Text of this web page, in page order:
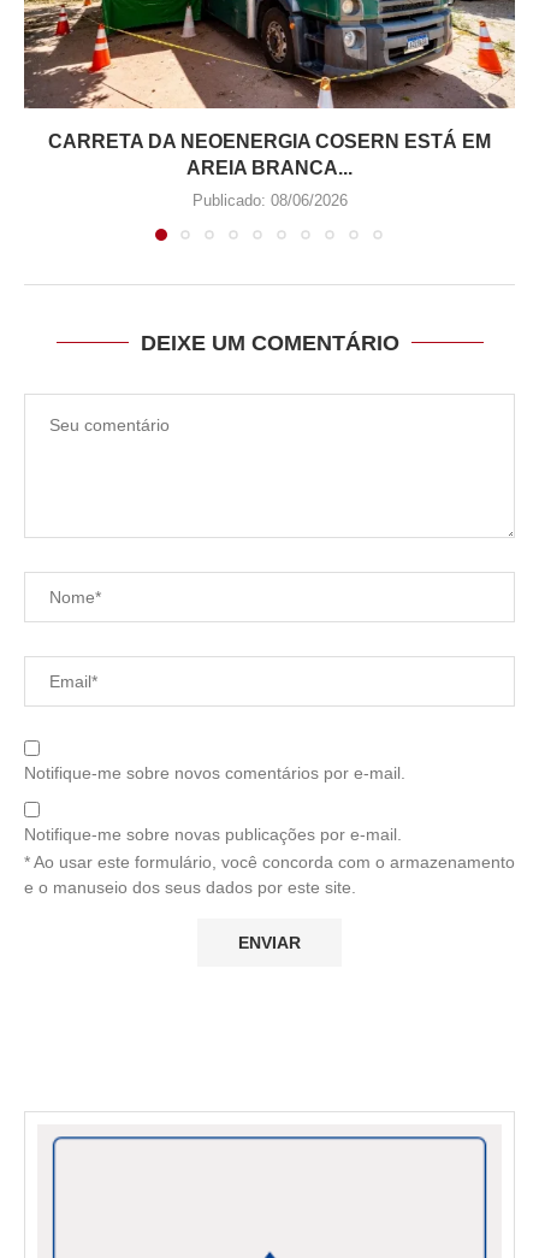
CARRETA DA NEOENERGIA COSERN ESTÁ EM
AREIA BRANCA...
Publicado: 08/06/2026
DEIXE UM COMENTÁRIO
Notifique-me sobre novos comentários por e-mail.
Notifique-me sobre novas publicações por e-mail.
* Ao usar este formulário, você concorda com o armazenamento
e o manuseio dos seus dados por este site.